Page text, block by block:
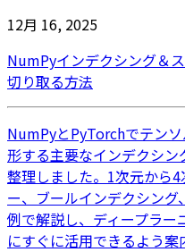
12月 16, 2025
NumPyインデクシング＆
切り取る方法
NumPyとPyTorchでテン
形する主要なインデクシ
整理しました。1次元から
ー、ブールインデクシン
例で解説し、ディープラ
にすぐに活用できるよう案